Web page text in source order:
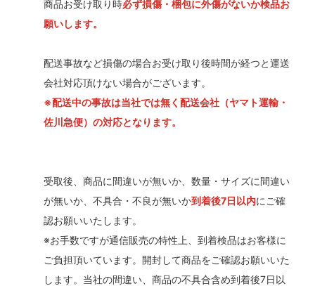
商品お受け取り時必ず損傷・梱包に外傷がないか検品お
願いします。
配送事故など損傷の場合お受け取り後時間が経つと運送
会社対応頂けない場合がございます。
※配送中の事故は当社では無く配送会社（ヤマト運輸・
佐川急便）の対応となります。
受取後、商品に間違いが無いか、数量・サイズに間違い
が無いか、不具合・不良が無いか到着後7日以内にご確
認お願いいたします。
※お手数ですが通信販売の特性上、到着検品はお客様に
ご負担頂いています。開封して商品をご確認お願いいた
します。当社の間違い、商品の不具合含め到着後7日以